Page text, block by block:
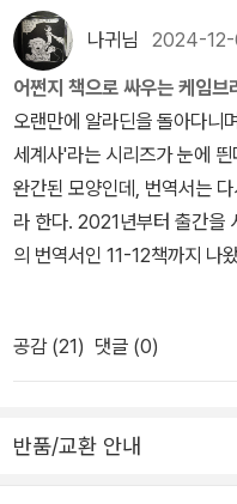
나귀님 2024-
어쩐지 책으로 싸우는 케임브
오랜만에 알라딘을 돌아다니
세계사'라는 시리즈가 눈에
완간된 모양인데, 번역서는
라 한다. 2021년부터 출간
의 번역서인 11-12책까지 나
본도 나온 모양인데, 같은 출
의 개요 성격으로 미리 내놓
지> 중복 출간을 둘러싼 잡음
생겨난 곳은 아닌 듯하다.기
는 이름의 시리즈는 이전에
공감 (21) 댓글 (0)
반품/교환 안내